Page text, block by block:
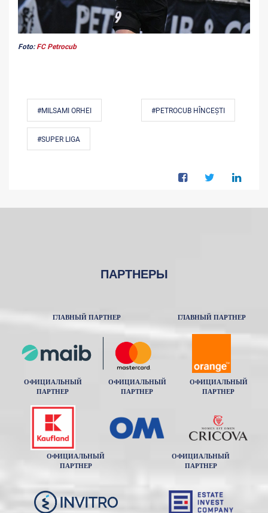
Foto: FC Petrocub
#MILSAMI ORHEI #PETROCUB HÎNCEȘTI
#SUPER LIGA
ПАРТНЕРЫ
ГЛАВНЫЙ ПАРТНЕР ГЛАВНЫЙ ПАРТНЕР
ОФИЦИАЛЬНЫЙ
ПАРТНЕР
ОФИЦИАЛЬНЫЙ
ПАРТНЕР
ОФИЦИАЛЬНЫЙ
ПАРТНЕР
ОФИЦИАЛЬНЫЙ
ПАРТНЕР
ОФИЦИАЛЬНЫЙ
ПАРТНЕР